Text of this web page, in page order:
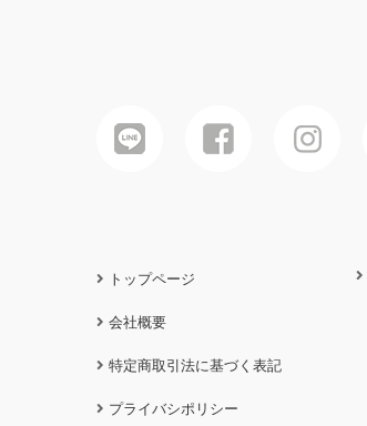
トップページ
会社概要
特定商取引法に基づく表記
プライバシポリシー